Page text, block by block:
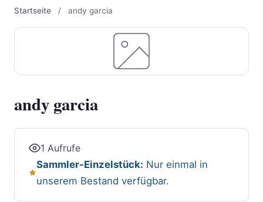
Startseite / andy garcia
andy garcia
1 Aufrufe
Sammler-Einzelstück: Nur einmal in
unserem Bestand verfügbar.